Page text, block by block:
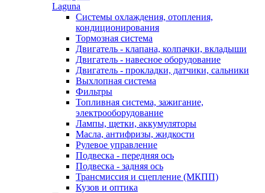
Laguna
Системы охлаждения, отопления,
кондиционирования
Тормозная система
Двигатель - клапана, колпачки, вкладыши
Двигатель - навесное оборудование
Двигатель - прокладки, датчики, сальники
Выхлопная система
Фильтры
Топливная система, зажигание,
электрооборудование
Лампы, щетки, аккумуляторы
Масла, антифризы, жидкости
Рулевое управление
Подвеска - передняя ось
Подвеска - задняя ось
Трансмиссия и сцепление (МКПП)
Кузов и оптика